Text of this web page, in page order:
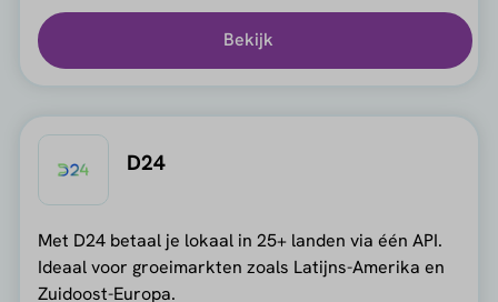
Bekijk
D24
Met D24 betaal je lokaal in 25+ landen via één API.
Ideaal voor groeimarkten zoals Latijns-Amerika en
Zuidoost-Europa.